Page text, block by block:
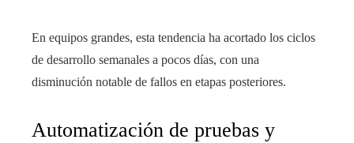
En equipos grandes, esta tendencia ha acortado los ciclos
de desarrollo semanales a pocos días, con una
disminución notable de fallos en etapas posteriores.
Automatización de pruebas y